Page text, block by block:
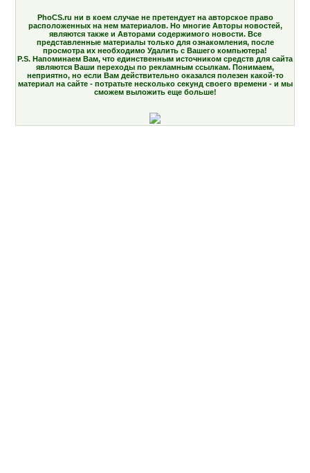
PhoCS.ru ни в коем случае не претендует на авторское право
расположенных на нем материалов. Но многие Авторы новостей,
являются также и Авторами содержимого новости. Все
представленные материалы только для ознакомления, после
просмотра их необходимо Удалить с Вашего компьютера!
P.S. Напоминаем Вам, что единственным источником средств для сайта
являются Ваши переходы по рекламным ссылкам. Понимаем,
неприятно, но если Вам действительно оказался полезен какой-то
материал на сайте - потратьте несколько секунд своего времени - и мы
сможем выложить еще больше!